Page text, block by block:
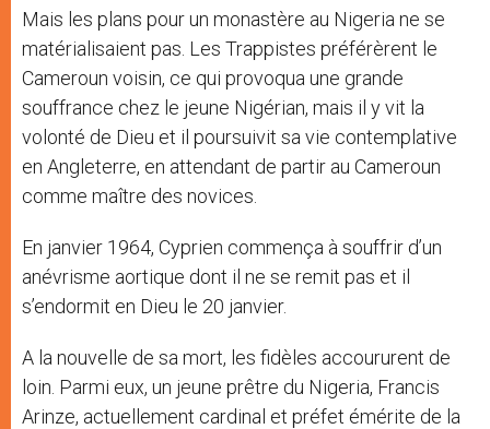
Mais les plans pour un monastère au Nigeria ne se
matérialisaient pas. Les Trappistes préférèrent le
Cameroun voisin, ce qui provoqua une grande
souffrance chez le jeune Nigérian, mais il y vit la
volonté de Dieu et il poursuivit sa vie contemplative
en Angleterre, en attendant de partir au Cameroun
comme maître des novices.
En janvier 1964, Cyprien commença à souffrir d’un
anévrisme aortique dont il ne se remit pas et il
s’endormit en Dieu le 20 janvier.
A la nouvelle de sa mort, les fidèles accoururent de
loin. Parmi eux, un jeune prêtre du Nigeria, Francis
Arinze, actuellement cardinal et préfet émérite de la